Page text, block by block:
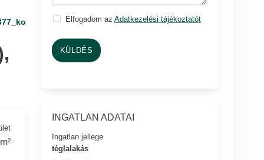
Elfogadom az Adatkezelési tájékoztatót
KÜLDÉS
INGATLAN ADATAI
Ingatlan jellege
téglalakás